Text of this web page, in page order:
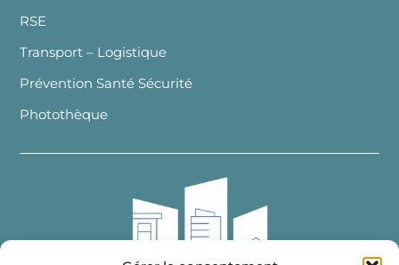
RSE
Transport – Logistique
Prévention Santé Sécurité
Photothèque